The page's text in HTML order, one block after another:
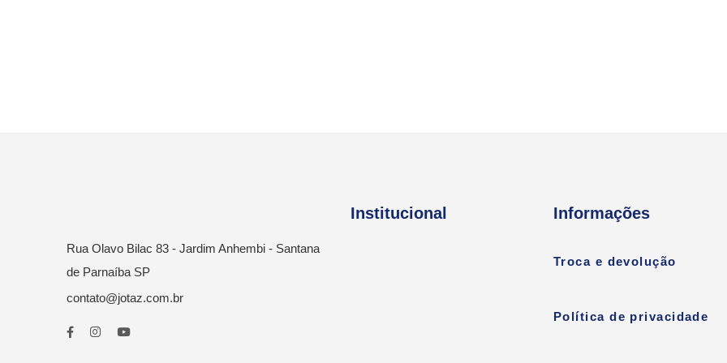
Rua Olavo Bilac 83 - Jardim Anhembi - Santana
de Parnaíba SP
contato@jotaz.com.br
Institucional Informações
Troca e devolução
Política de privacidade